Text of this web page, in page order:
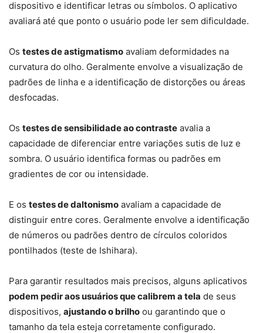
dispositivo e identificar letras ou símbolos. O aplicativo
avaliará até que ponto o usuário pode ler sem dificuldade.
Os testes de astigmatismo avaliam deformidades na
curvatura do olho. Geralmente envolve a visualização de
padrões de linha e a identificação de distorções ou áreas
desfocadas.
Os testes de sensibilidade ao contraste avalia a
capacidade de diferenciar entre variações sutis de luz e
sombra. O usuário identifica formas ou padrões em
gradientes de cor ou intensidade.
E os testes de daltonismo avaliam a capacidade de
distinguir entre cores. Geralmente envolve a identificação
de números ou padrões dentro de círculos coloridos
pontilhados (teste de Ishihara).
Para garantir resultados mais precisos, alguns aplicativos
podem pedir aos usuários que calibrem a tela de seus
dispositivos, ajustando o brilho ou garantindo que o
tamanho da tela esteja corretamente configurado.